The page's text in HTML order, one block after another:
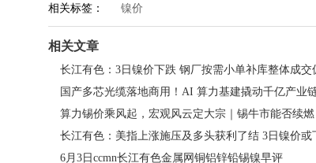
年镍产量占全球 66.9%，对美出口占其镍
产品输美成本，预计压缩出口利润空间 9-
价格急跌：现货期货双跌，沪镍短线承压
6 月 3 日长江现货 1# 镍均价报 143600 元
力合约收报 143070 元 / 吨，暴跌 1520 元
期引发市场恐慌性抛售；二是不锈钢下游
品价格。技术面看，沪镍跌破 144000 元
相关标签： 镍价
相关文章
长江有色：3日镍价下跌 钢厂按需小单补库整体成交
国产多芯光缆落地商用！AI 算力基建撬动千亿产业
长江有色：美指上涨施压及多头获利了结 3日镍价或
6月3日ccmn长江有色金属网铜铝锌铅锡镍早评